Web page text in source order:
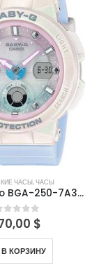
ЧАСЫ,ЧАСЫ
Часы Casio BGA-250-7A3DR
out of 5
$
В КОРЗИНУ